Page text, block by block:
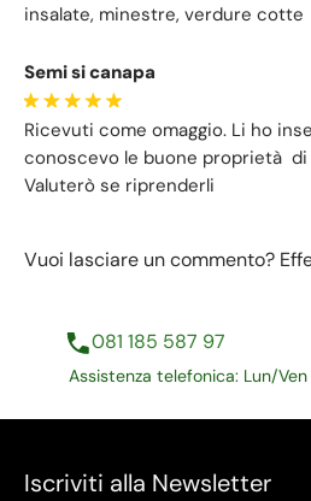
insalate, minestre, verdure cotte
Semi si canapa
Ricevuti come omaggio. Li ho
conoscevo le buone proprietà
Valuterò se riprenderli
Vuoi lasciare un commento?
081 185 587 97
Assistenza telefonica: Lun/
Iscriviti alla Newsletter